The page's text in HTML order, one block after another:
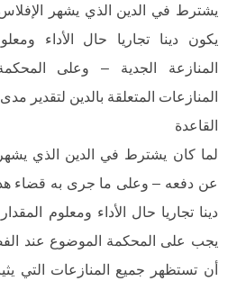
يشترط في الدين الذي يشهر
يكون دينا تجاريا حال الأداء
المنازعة الجدية – وعلى
المنازعات المتعلقة بالدين لتقدير
القاعدة
لما كان يشترط في الدين الذي
عن دفعه – وعلى ما جرى به قضاء
دينا تجاريا حال الأداء ومعلوم
يجب على المحكمة الموضوع عند
أن تستظهر جميع المنازعات التي